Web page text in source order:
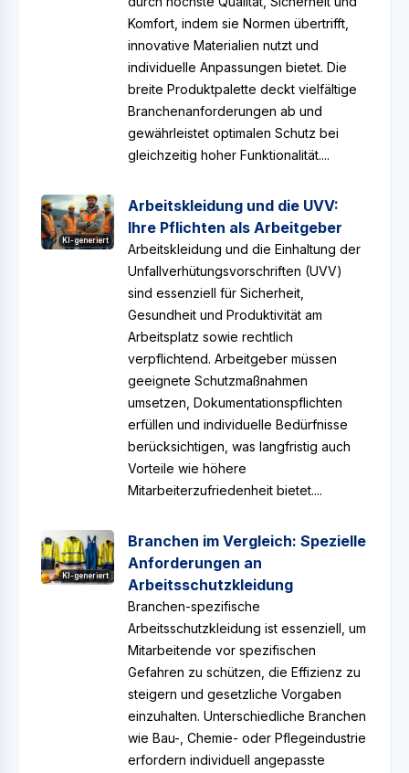
Komfort, indem sie Normen übertrifft,
innovative Materialien nutzt und
individuelle Anpassungen bietet. Die
breite Produktpalette deckt vielfältige
Branchenanforderungen ab und
gewährleistet optimalen Schutz bei
gleichzeitig hoher Funktionalität....
KI-generiert
Arbeitskleidung und die UVV:
Ihre Pflichten als Arbeitgeber
Arbeitskleidung und die Einhaltung der
Unfallverhütungsvorschriften (UVV)
sind essenziell für Sicherheit,
Gesundheit und Produktivität am
Arbeitsplatz sowie rechtlich
verpflichtend. Arbeitgeber müssen
geeignete Schutzmaßnahmen
umsetzen, Dokumentationspflichten
erfüllen und individuelle Bedürfnisse
berücksichtigen, was langfristig auch
Vorteile wie höhere
Mitarbeiterzufriedenheit bietet....
KI-generiert
Branchen im Vergleich: Spezielle
Anforderungen an
Arbeitsschutzkleidung
Branchen-spezifische
Arbeitsschutzkleidung ist essenziell, um
Mitarbeitende vor spezifischen
Gefahren zu schützen, die Effizienz zu
steigern und gesetzliche Vorgaben
einzuhalten. Unterschiedliche Branchen
wie Bau-, Chemie- oder Pflegeindustrie
erfordern individuell angepasste